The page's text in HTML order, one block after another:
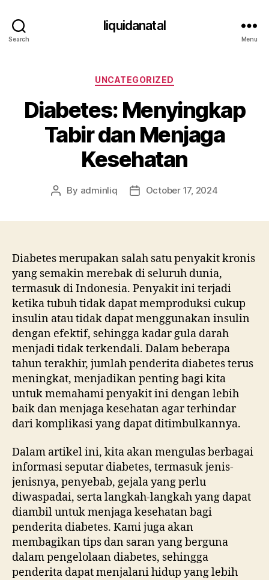
Search
liquidanatal
Menu
Categories
UNCATEGORIZED
Diabetes: Menyingkap
Tabir dan Menjaga
Kesehatan
Post
By adminliq
PostOctober 17, 2024
Diabetes merupakan salah satu penyakit kronis
yang semakin merebak di seluruh dunia,
termasuk di Indonesia. Penyakit ini terjadi
ketika tubuh tidak dapat memproduksi cukup
insulin atau tidak dapat menggunakan insulin
dengan efektif, sehingga kadar gula darah
menjadi tidak terkendali. Dalam beberapa
tahun terakhir, jumlah penderita diabetes terus
meningkat, menjadikan penting bagi kita
untuk memahami penyakit ini dengan lebih
baik dan menjaga kesehatan agar terhindar
dari komplikasi yang dapat ditimbulkannya.
Dalam artikel ini, kita akan mengulas berbagai
informasi seputar diabetes, termasuk jenis-
jenisnya, penyebab, gejala yang perlu
diwaspadai, serta langkah-langkah yang dapat
diambil untuk menjaga kesehatan bagi
penderita diabetes. Kami juga akan
membagikan tips dan saran yang berguna
dalam pengelolaan diabetes, sehingga
penderita dapat menjalani hidup yang lebih